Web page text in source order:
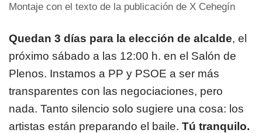
Montaje con el texto de la publicación de X Cehegín
Quedan 3 días para la elección de alcalde, el
próximo sábado a las 12:00 h. en el Salón de
Plenos. Instamos a PP y PSOE a ser más
transparentes con las negociaciones, pero
nada. Tanto silencio solo sugiere una cosa: los
artistas están preparando el baile. Tú tranquilo.